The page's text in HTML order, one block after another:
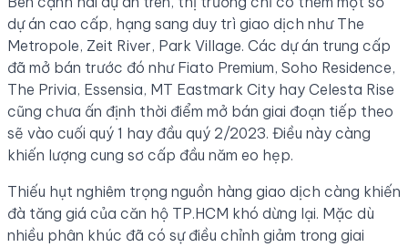
dự án cao cấp, hạng sang duy trì giao dịch như The
Metropole, Zeit River, Park Village. Các dự án trung cấp
đã mở bán trước đó như Fiato Premium, Soho Residence,
The Privia, Essensia, MT Eastmark City hay Celesta Rise
cũng chưa ấn định thời điểm mở bán giai đoạn tiếp theo
sẽ vào cuối quý 1 hay đầu quý 2/2023. Điều này càng
khiến lượng cung sơ cấp đầu năm eo hẹp.
Thiếu hụt nghiêm trọng nguồn hàng giao dịch càng khiến
đà tăng giá của căn hộ TP.HCM khó dừng lại. Mặc dù
nhiều phân khúc đã có sự điều chỉnh giảm trong giai